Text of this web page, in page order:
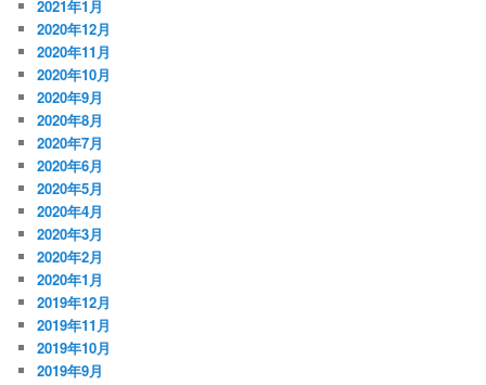
2021年1月
2020年12月
2020年11月
2020年10月
2020年9月
2020年8月
2020年7月
2020年6月
2020年5月
2020年4月
2020年3月
2020年2月
2020年1月
2019年12月
2019年11月
2019年10月
2019年9月